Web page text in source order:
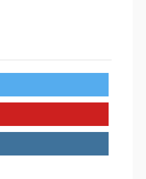
de diálogo en
POLÍTICA
TITULARES
Gobierno y AN2015 en
diálogo